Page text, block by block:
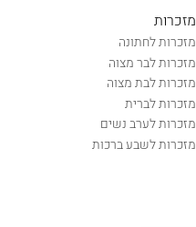
מזכרות
מזכרות לחתונה
מזכרות לבר מצוה
מזכרות לבת מצוה
מזכרות לברית
מזכרות לערב נשים
מזכרות לשבע ברכות